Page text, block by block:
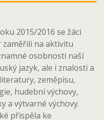
2015/2016 se žáci
na aktivitu
osobnosti naší
jazyk, ale i znalosti a
zeměpisu,
hudební výchovy,
a výtvarné výchovy.
přispěla ke